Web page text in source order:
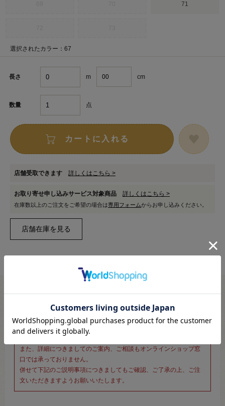
71
選択されたカラー：67
長さ m cm
数量 点
カートに入れる
店舗受取できます 詳しくはこちら >
お取り寄せ申し込みサービス対象商品 詳しくはこちら >
在庫数以上のご注文をご希望の場合は専用フォームからお申し込みください。
こちらのページは、店頭にてあらかじめ商品詳細および商品コード
をご確認いただいた上でご注文いただけるページです。
そのため、商品画像および詳細は記載しておりません。
また、詳細につきましてのご案内、ご相談もオンラインショップ窓
口では承っておりません。
併せて下記のご説明事項につきましてもご確認、ご了承の上、ご注
文いただきますようお願いいたします。